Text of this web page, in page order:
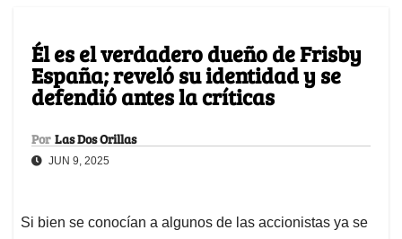
Él es el verdadero dueño de Frisby
España; reveló su identidad y se
defendió antes la críticas
Por Las Dos Orillas
JUN 9, 2025
Si bien se conocían a algunos de las accionistas ya se